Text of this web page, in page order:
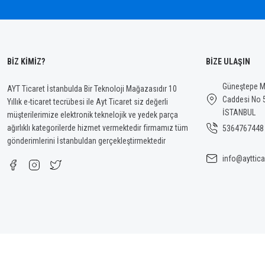
BİZ KİMİZ?
AYT Ticaret İstanbulda Bir Teknoloji Mağazasıdır 10
Yıllık e-ticaret tecrübesi ile Ayt Ticaret siz değerli
müşterilerimize elektronik teknelojik ve yedek parça
ağırlıklı kategorilerde hizmet vermektedir firmamız tüm
gönderimlerini İstanbuldan gerçekleştirmektedir
BİZE ULAŞIN
Güneştepe
Caddesi No
İSTANBUL
5364767448